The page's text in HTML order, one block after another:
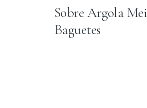
Prazo para o CEP
Sobre Argola
Baguetes